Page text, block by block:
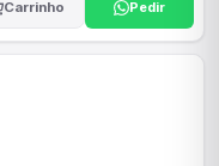
Carrinho Pedir